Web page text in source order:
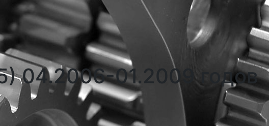
04.2006-01.2009 годов